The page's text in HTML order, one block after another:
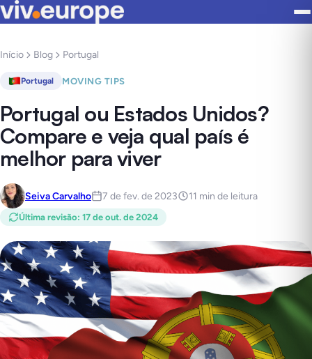
Início Blog Portugal
Portugal MOVING TIPS
Portugal ou Estados Unidos?
Compare e veja qual país é
melhor para viver
Seiva Carvalho 7 de fev. de 2023 11 min de leitura
Última revisão: 17 de out. de 2024